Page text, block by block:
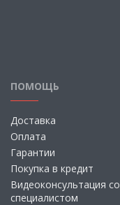
ПОМОЩЬ
Доставка
Оплата
Гарантии
Покупка в кредит
Видеоконсультация со
специалистом